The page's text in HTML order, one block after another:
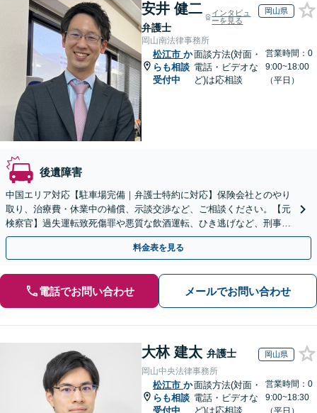
安井 健二
弁護士
インタビュ
ーを見る
岡山県
岡山南法律事務所
松江市 か
らも相談
受付中
面談方法(対面・
電話・ビデオな
ど)は応相談
営業時間：0
9:00~18:00
（平日）
後遺障害
中国エリア対応【駐車場完備｜弁護士特約に対応】保険会社とのやり
取り、治療費・休業中の補償、示談交渉など、ご相談ください。【元
検察官】過失運転致死傷罪や悪質な飲酒運転、ひき逃げなど、刑事事
件になっている事故にも対応【夜間面談｜WEB面談可】
料金表を見る
電話でお問い合わせ メールでお問い合わせ
大林 建太 弁護士 岡山県
岡山中央法律事務所
松江市 か
らも相談
受付中
面談方法(対面・
電話・ビデオな
ど)は応相談
営業時間：0
9:00~18:30
（平日）